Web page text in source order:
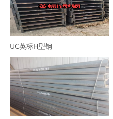
UC英标H型钢